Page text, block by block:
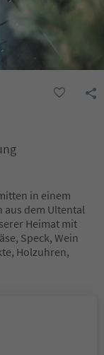
in einem
aus dem Ultental
Heimat mit
Speck, Wein
Holzuhren,